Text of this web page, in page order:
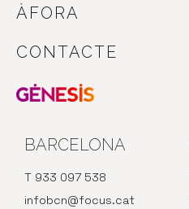
ÀFORA
CONTACTE
BARCELONA
T 933 097 538
infobcn@focus.cat